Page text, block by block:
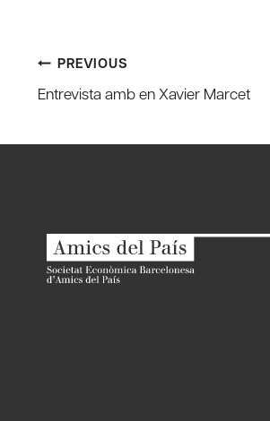
Post
navigation
PREVIOUS
Entrevista amb en Xavier Marcet